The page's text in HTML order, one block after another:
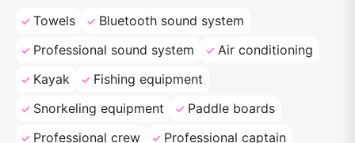
Towels
Bluetooth sound system
Professional sound system
Air conditioning
Kayak
Fishing equipment
Snorkeling equipment
Paddle boards
Professional crew
Professional captain